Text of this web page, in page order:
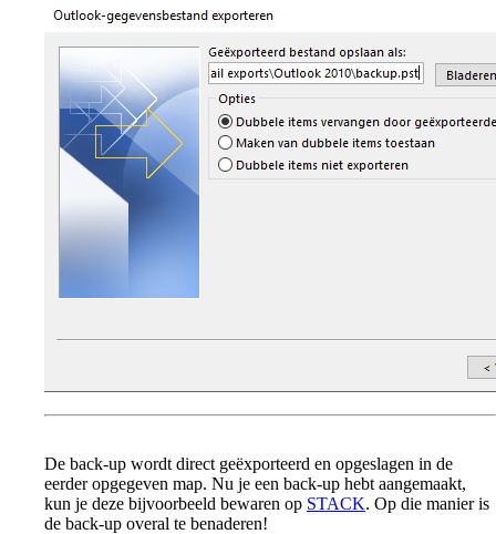
De back-up wordt direct geëxporteerd en opgeslagen in de
eerder opgegeven map. Nu je een back-up hebt aangemaakt,
kun je deze bijvoorbeeld bewaren op STACK. Op die manier is
de back-up overal te benaderen!